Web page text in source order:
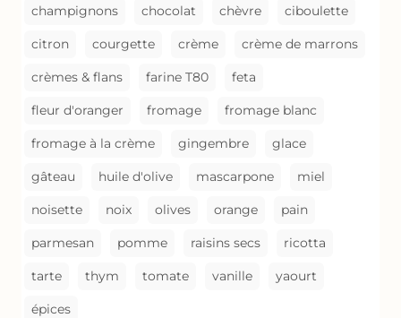
champignons chocolat chèvre ciboulette
citron courgette crème crème de marrons
crèmes & flans farine T80 feta
fleur d'oranger fromage fromage blanc
fromage à la crème gingembre glace
gâteau huile d'olive mascarpone miel
noisette noix olives orange pain
parmesan pomme raisins secs ricotta
tarte thym tomate vanille yaourt
épices